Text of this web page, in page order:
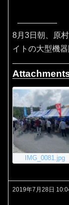
8月3日朝、原
イトの大型機
IMG_0081.jpg
2019年7月28日